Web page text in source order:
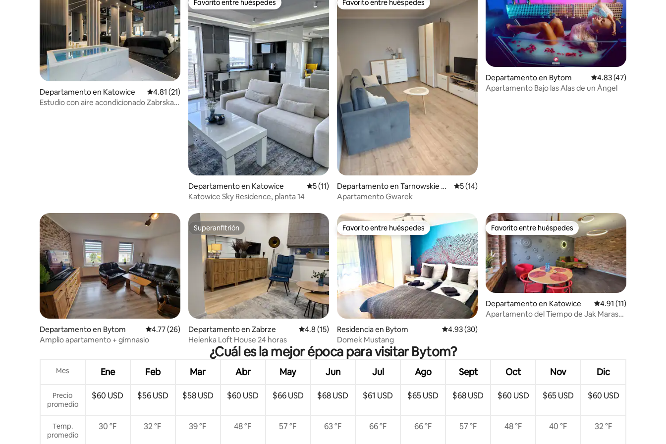
Departamento en Katowice Calificación promedio: 4.81 de 5; 21 evaluaciones
4.81 (21)
Estudio con aire acondicionado Zabrska
Favorito entre huéspedes
Favorito entre huéspedes
Departamento en Katowice Calificación promedio: 5 de 5; 11 evaluaciones
5 (11)
Katowice Sky Residence, planta 14
Favorito entre huéspedes
Favorito entre huéspedes
Departamento en Tarnowskie G
óry
Calificación promedio: 5 de 5; 14 evaluaciones
5 (14)
Apartamento Gwarek
Departamento en Bytom Calificación
4.83 (47)
Apartamento Bajo las Alas de un Ángel
Departamento en Bytom Calificación promedio: 4.77 de 5; 26 evaluaciones
4.77 (26)
Amplio apartamento + gimnasio
Superanfitrión
Superanfitrión
Departamento en Zabrze Calificación promedio: 4.8 de 5; 15 evaluaciones
4.8 (15)
Helenka Loft House 24 horas
Favorito entre huéspedes
Favorito entre huéspedes
Residencia en Bytom Calificación promedio: 4.93 de 5; 30 evaluaciones
4.93 (30)
Domek Mustang
Favorito entre huéspedes
Favorito entre huéspedes
Departamento en Katowice Calificación
4.91 (11)
Apartamento del Tiempo de Jak Marasu
¿Cuál es la mejor época para visitar Bytom?
Mes Ene Feb Mar Abr May Jun Jul Ago Sept Oct Nov Dic
Precio
promedio
$60 USD $56 USD $58 USD $60 USD $66 USD $68 USD $61 USD $65 USD $68 USD $60 USD $65 USD $60 USD
Temp.
promedio
30 °F 32 °F 39 °F 48 °F 57 °F 63 °F 66 °F 66 °F 57 °F 48 °F 40 °F 32 °F